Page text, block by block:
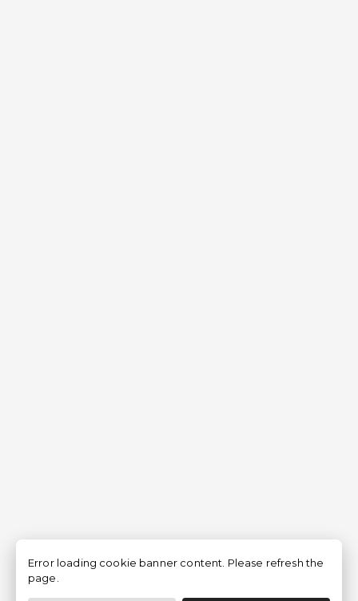
Filtro
Error loading cookie banner content. Please refresh the
page.